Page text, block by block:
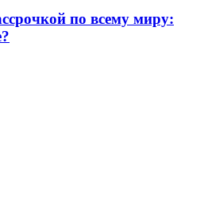
по всему миру: